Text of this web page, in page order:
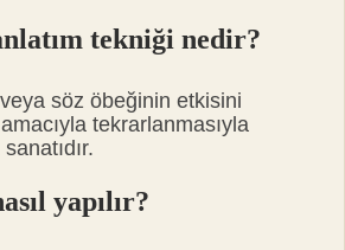
tekniği nedir?
söz öbeğinin etkisini
tekrarlanmasıyla
yapılır?